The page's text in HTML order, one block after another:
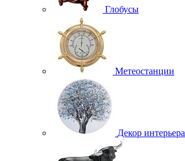
Глобусы
Метеостанции
Декор интерьера